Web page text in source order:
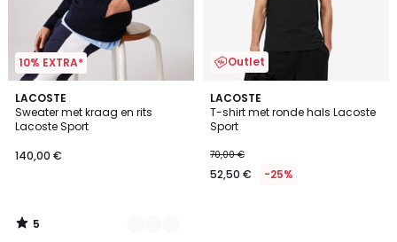
10% EXTRA*
LACOSTE
Sweater met kraag en rits
Lacoste Sport
140,00 €
5
/
5
3
Kleuren
5
/
Outlet
LACOSTE
T-shirt met ronde hals Lacoste
Sport
70,00 €
52,50 € -25%